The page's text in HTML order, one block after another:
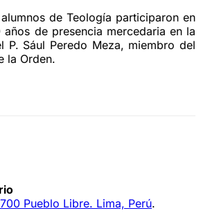
de Teología participaron en
de presencia mercedaria en la
P. Sául Peredo Meza, miembro del
la Orden.
Pueblo Libre. Lima, Perú.